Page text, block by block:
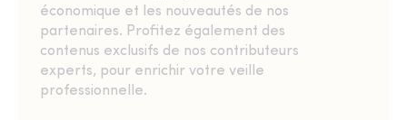
économique et les nouveautés de nos
partenaires. Profitez également des
contenus exclusifs de nos contributeurs
experts, pour enrichir votre veille
professionnelle.